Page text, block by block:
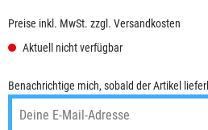
Preise inkl. MwSt. zzgl. Versandkosten
Aktuell nicht verfügbar
Benachrichtige mich, sobald der Artikel